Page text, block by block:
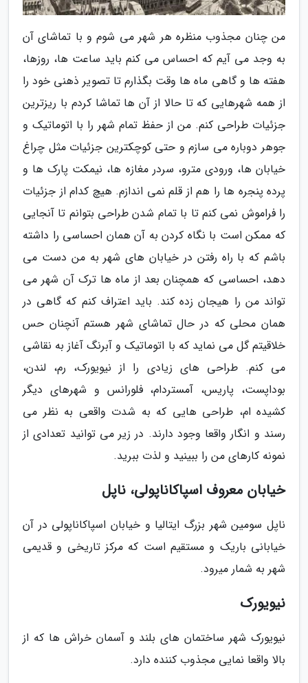
من چنان مجذوب منظره هر شهر می شوم و با تماشای آن
به وجد می آیم که احساس می کنم باید ساعت ها، روزها،
هفته ها و گاهی ماه ها وقت بگذارم تا تصویر ذهنی خود را
از همه شهرهایی که تا حالا از آن ها تماشا کردم با ریزترین
جزئیات طراحی کنم. من از حفظ تمام شهر را با اتوماتیک و
جوهر دوباره می سازم و حتی کوچکترین جزئیات مثل چراغ
خیابان ها، ورودی مترو، سردر مغازه ها، نیمکت پارک ها و
پرده پنجره ها را هم از قلم نمی اندازم. هیچ کدام از جزئیات
را فراموش نمی کنم تا با تمام شدن طراحی بتوانم تا آنجایی
که ممکن است با نگاه کردن به آن همان احساسی را داشته
باشم که با راه رفتن در خیابان های شهر به من دست می
دهد، احساسی که همچنان بعد از ماه ها ترک آن شهر می
تواند من را هیجان زده کند. باید اعتراف کنم که گاهی در
همان محلی که در حال تماشای شهر هستم آنچنان حس
خلاقیتم گل می نماید که با اتوماتیک و آبرنگ آغاز به نقاشی
می کنم. طراحی های زیادی را از نیویورک، رم، لندن،
بوداپست، پاریس، آمستردام، فلورانس و شهرهای دیگر
کشیده ام، طراحی هایی که به شدت واقعی به نظر می
رسند و انگار واقعا وجود دارند. در زیر می توانید تعدادی از
نمونه کارهای من را ببینید و لذت ببرید.
خیابان معروف اسپاکاناپولی، ناپل
ناپل سومین شهر بزرگ ایتالیا و خیابان اسپاکاناپولی در آن
خیابانی باریک و مستقیم است که مرکز تاریخی و قدیمی
شهر به شمار میرود.
نیویورک
نیویورک شهر ساختمان های بلند و آسمان خراش ها که از
بالا واقعا نمایی مجذوب کننده دارد.